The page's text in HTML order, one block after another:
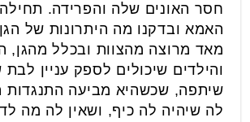
חסר האונים שלה והפרידה.
האמא ובדקנו מה היתרונות של
מאד מרוצה מהצוות ובכלל מהגן,
והילדים שיכולים לספק עניין
שיתפה, שכשהיא מביעה התנגדות
לה שיהיה לה כיף, ושאין לה מה